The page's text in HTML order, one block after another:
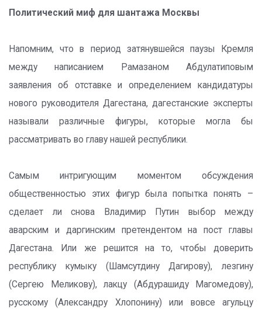
Политический миф для шантажа Москвы
Напомним, что в период затянувшейся паузы Кремля
между написанием Рамазаном Абдулатиповым
заявления об отставке и определением кандидатуры
нового руководителя Дагестана, дагестанские эксперты
называли различные фигуры, которые могла бы
рассматривать во главу нашей республики.
Самым интригующим моментом обсуждения
общественностью этих фигур была попытка понять –
сделает ли снова Владимир Путин выбор между
аварским и даргинским претендентом на пост главы
Дагестана. Или же решится на то, чтобы доверить
республику кумыку (Шамсутдину Дагирову), лезгину
(Сергею Меликову), лакцу (Абдурашиду Магомедову),
русскому (Александру Хлопонину) или вовсе агульцу